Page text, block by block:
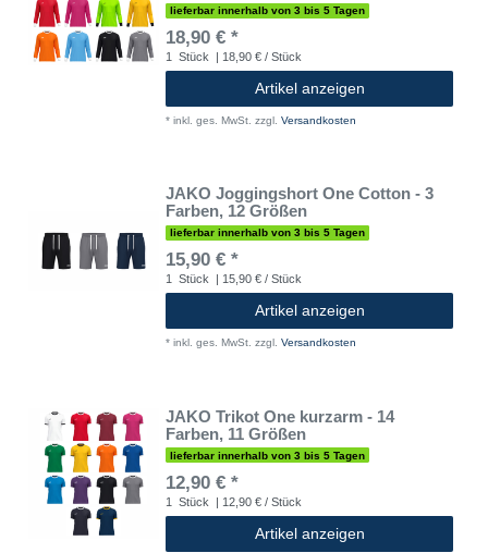
lieferbar innerhalb von 3 bis 5 Tagen
18,90 € *
1 Stück | 18,90 € / Stück
Artikel anzeigen
* inkl. ges. MwSt. zzgl. Versandkosten
JAKO Joggingshort One Cotton - 3
Farben, 12 Größen
lieferbar innerhalb von 3 bis 5 Tagen
15,90 € *
1 Stück | 15,90 € / Stück
Artikel anzeigen
* inkl. ges. MwSt. zzgl. Versandkosten
JAKO Trikot One kurzarm - 14
Farben, 11 Größen
lieferbar innerhalb von 3 bis 5 Tagen
12,90 € *
1 Stück | 12,90 € / Stück
Artikel anzeigen